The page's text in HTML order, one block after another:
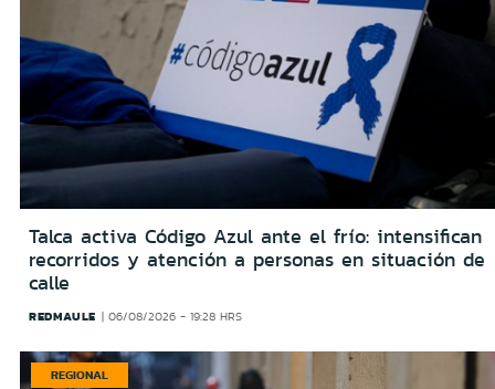
Talca activa Código Azul ante el frío: intensifican
recorridos y atención a personas en situación de
calle
REDMAULE 06/08/2026 - 19:28 HRS
REGIONAL